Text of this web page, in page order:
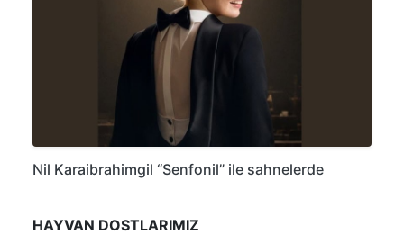
Nil Karaibrahimgil “Senfonil” ile sahnelerde
HAYVAN DOSTLARIMIZ